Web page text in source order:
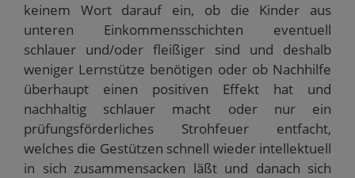
keinem Wort darauf ein, ob die Kinder aus
unteren Einkommensschichten eventuell
schlauer und/oder fleißiger sind und deshalb
weniger Lernstütze benötigen oder ob Nachhilfe
überhaupt einen positiven Effekt hat und
nachhaltig schlauer macht oder nur ein
prüfungsförderliches Strohfeuer entfacht,
welches die Gestützen schnell wieder intellektuell
in sich zusammensacken läßt und danach sich